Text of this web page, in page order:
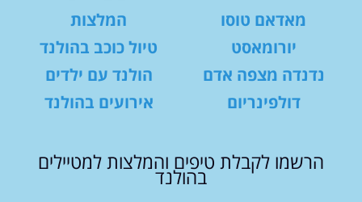
מאדאם טוסו
יורומאסט
נדנדה מצפה אדם
דולפינריום
המלצות
טיול כוכב בהולנד
הולנד עם ילדים
אירועים בהולנד
הרשמו לקבלת טיפים והמלצות למטיילים
בהולנד